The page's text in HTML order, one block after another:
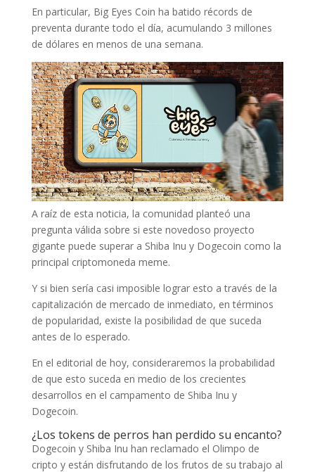
En particular, Big Eyes Coin ha batido récords de
preventa durante todo el día, acumulando 3 millones
de dólares en menos de una semana.
A raíz de esta noticia, la comunidad planteó una
pregunta válida sobre si este novedoso proyecto
gigante puede superar a Shiba Inu y Dogecoin como la
principal criptomoneda meme.
Y si bien sería casi imposible lograr esto a través de la
capitalización de mercado de inmediato, en términos
de popularidad, existe la posibilidad de que suceda
antes de lo esperado.
En el editorial de hoy, consideraremos la probabilidad
de que esto suceda en medio de los crecientes
desarrollos en el campamento de Shiba Inu y
Dogecoin.
¿Los tokens de perros han perdido su encanto?
Dogecoin y Shiba Inu han reclamado el Olimpo de
cripto y están disfrutando de los frutos de su trabajo al